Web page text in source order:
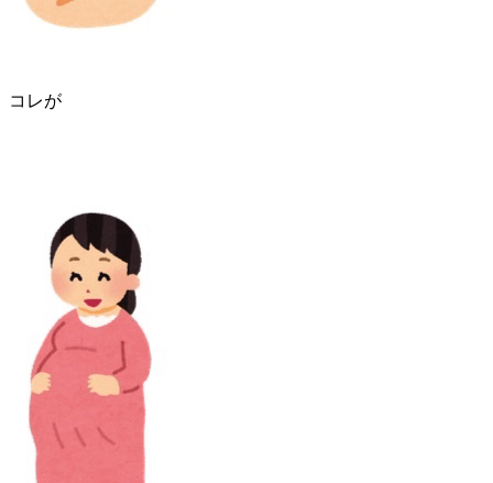
コレが